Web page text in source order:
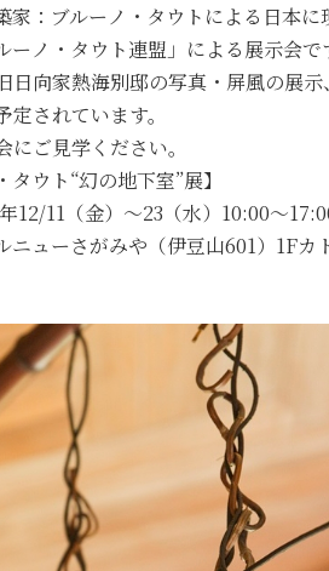
家：ブルーノ・タウトによる日本
ーノ・タウト連盟」による展示会で
日向家熱海別邸の写真・屏風の展
されています。
にご見学ください。
タウト“幻の地下室”展】
12/11（金）～23（水）10:00～
ニューさがみや（伊豆山601）1Fカ